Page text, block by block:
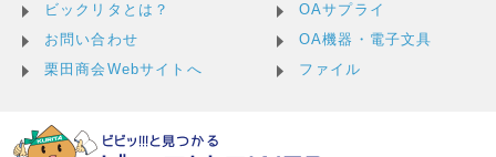
ビックリタとは？
お問い合わせ
栗田商会Webサイトへ
OAサプライ
OA機器・電子文具
ファイル